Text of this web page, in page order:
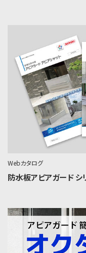
Webカタログ
防水板アピアガード シ